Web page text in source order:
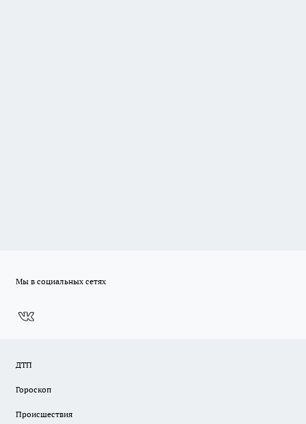
Мы в социальных сетях
ДТП
Гороскоп
Происшествия